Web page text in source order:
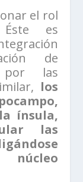
el rol
es
de
por las
los
ínsula,
las